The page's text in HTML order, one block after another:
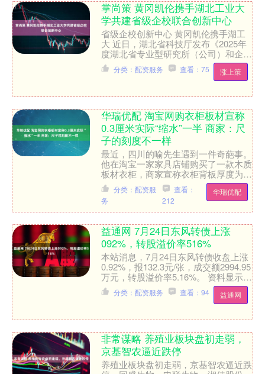
掌尚策 黄冈凯伦携手湖北工业大
学共建省级企校联合创新中心
省级企校创新中心 黄冈凯伦携手湖工
大 近日，湖北省科技厅发布《2025年
度湖北省专业型研究所（公司）和企校
联合创新中心备案公示》已完成公示，
黄冈凯伦新材料有限公....
涨上策
分类：配资服务 查看：75
华瑞优配 淘宝网购衣柜板材宣称
0.3厘米实际“缩水”一半 商家：尺
子的刻度不一样
最近，四川的喻先生遇到一件奇葩事。
他在淘宝一家家具店铺购买了一款木质
板材衣柜，商家宣称衣柜背板厚度为
0.3厘米。衣柜到货后，喻先生在组装
时却发现，背板厚度竟然“....
华瑞优配
分类：配资服
务
查看：
212
益通网 7月24日东风转债上涨
092%，转股溢价率516%
本站消息，7月24日东风转债收盘上涨
0.92%，报132.3元/张，成交额2994.95
万元，转股溢价率5.16%。 资料显示，
东风转债信用级别为“AA”，债券....
益通网
分类：配资服务 查看：94
非常谋略 养殖业板块盘初走弱，
京基智农逼近跌停
养殖业板块盘初走弱，京基智农逼近跌